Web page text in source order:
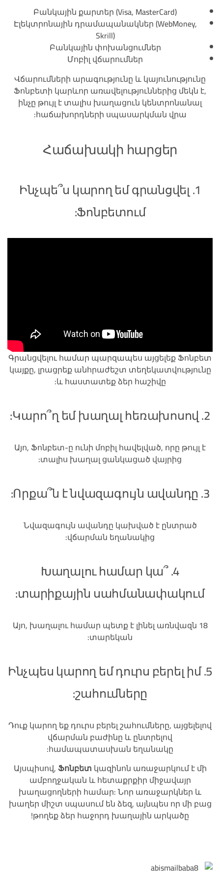
Բանկային քարտեր (Visa, MasterCard)
Էլեկտրոնային դրամապանակներ (WebMoney,
Skrill)
Բանկային փոխանցումներ
Մոբիլ վճարումներ
Վճարումների արագությունը և կայունությունը
Ֆոնբետի կարևոր առավելություններից մեկն է,
ինչը թույլ է տալիս խաղացուն կենտրոնանալ
հաճախորդների սպասարկման վրա:
Հաճախակի հարցեր
1. Ինչպե՞ս կարող եմ գրանցվել
Ֆոնբետում:
Գրանցվելու համար պարզապես այցելեք Ֆոնբետ
կայքը, լրացրեք անհրաժեշտ տեղեկատվությունը
և հաստատեք ձեր հաշիվը:
2. Կարո՞ղ եմ խաղալ հեռախոսով:
Այո, Ֆոնբետ-ը ունի մոբիլ հավելված, որը թույլ է
տալիս խաղալ ցանկացած վայրից:
3. Որքա՞ն է նվազագույն ավանդը:
Նվազագույն ավանդը կախված է ընտրած
վճարման եղանակից:
4. Խաղալու համար կա՞
տարիքային սահմանափակում:
Այո, խաղալու համար պետք է լինել առնվազն 18
տարեկան:
5. Ինչպես կարող եմ դուրս բերել իմ
շահումները:
Դուք կարող եք դուրս բերել շահումները, այցելելով
վճարման բաժինը և ընտրելով
համապատասխան եղանակը:
Այսպիսով,Ֆոնբետ կազինոն առաջարկում է մի
ամբողջական և հետաքրքիր միջավայր
խաղացողների համար: Նոր առաջարկներ և
խաղեր միշտ սպասում են ձեզ, այնպես որ մի բաց
թողեք ձեր հաջորդ խաղային արկածը!